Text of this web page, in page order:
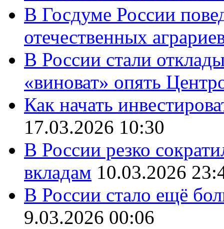
В Госдуме России
отечественных
В России стали
«виноват» опять
Как начать
17.03.2026 10:30
В России резко
вкладам 10.03.2026
В России стало ещё
9.03.2026 00:06